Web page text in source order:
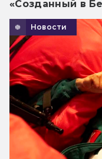
«Созданный в
Новости